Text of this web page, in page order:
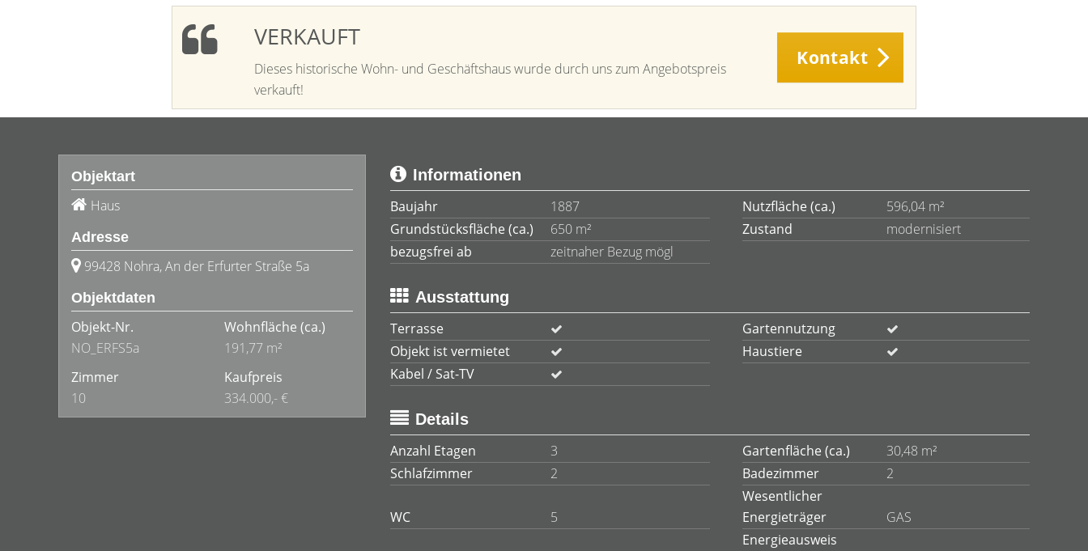
VERKAUFT
Dieses historische Wohn- und Geschäftshaus wurde durch uns zum Angebotspreis
verkauft!
Kontakt
Objektart
Haus
Adresse
99428 Nohra, An der Erfurter Straße 5a
Objektdaten
Objekt-Nr.
NO_ERFS5a
Wohnfläche (ca.)
191,77 m²
Zimmer
10
Kaufpreis
334.000,- €
Informationen
Baujahr
1887 Nutzfläche (ca.)
596,04 m²
Grundstücksfläche (ca.)
650 m² Zustand
modernisiert
bezugsfrei ab
zeitnaher Bezug mögl
Ausstattung
Terrasse
Gartennutzung
Objekt ist vermietet
Haustiere
Kabel / Sat-TV
Details
Anzahl Etagen
3 Gartenfläche (ca.)
30,48 m²
Schlafzimmer
2 Badezimmer 2
WC 5
Wesentlicher
Energieträger
GAS
Energieausweis